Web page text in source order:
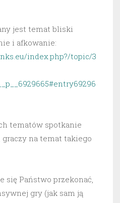
jest temat bliski
i afkowanie:
index.php?/topic/3
tematów spotkanie
na temat takiego
się Państwo przekonać,
gry (jak sam ją